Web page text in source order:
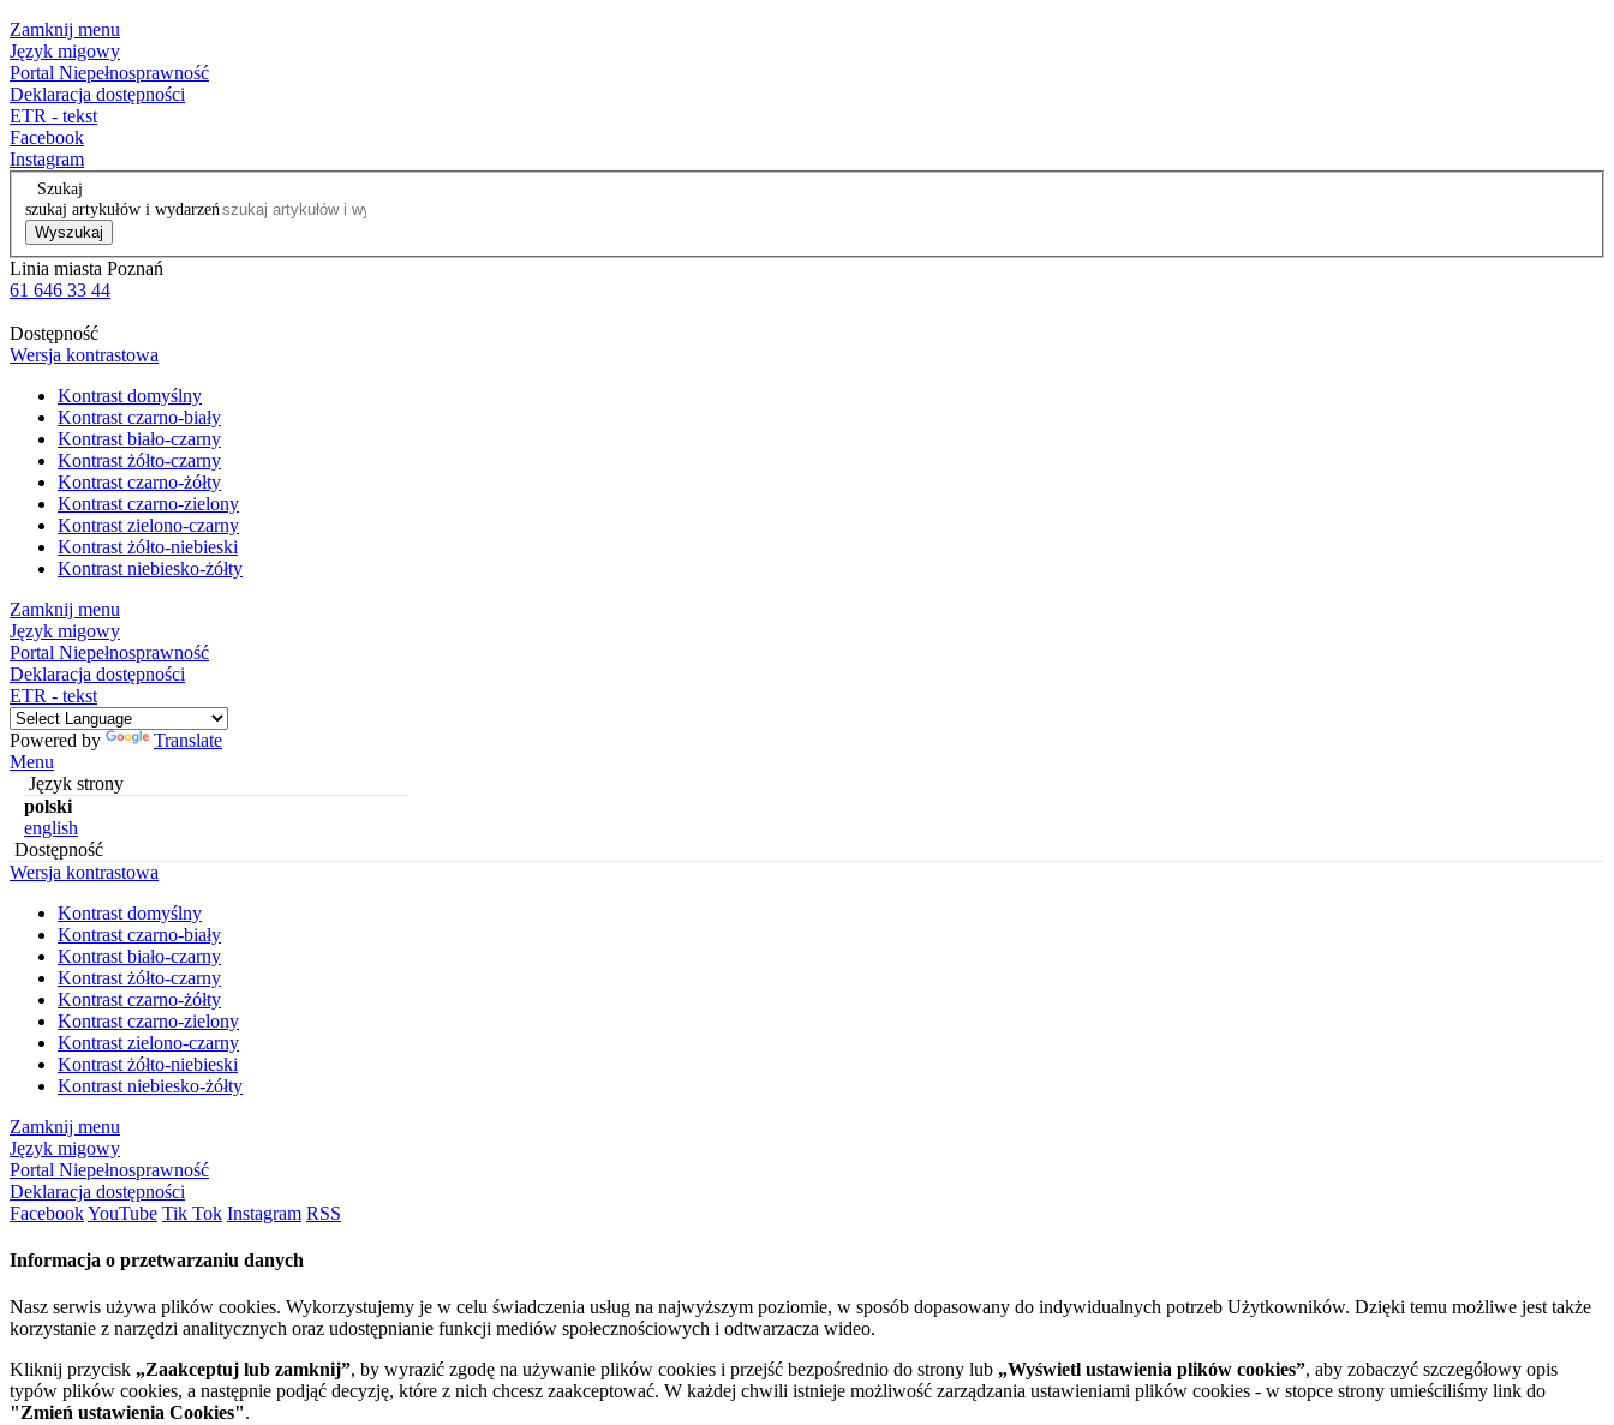
Zamknij menu
Język migowy
Portal Niepełnosprawność
Deklaracja dostępności
ETR - tekst
Facebook
Instagram
Szukaj
szukaj artykułów i wydarzeń
Wyszukaj
Linia miasta Poznań
61 646 33 44
Dostępność
Wersja kontrastowa
Kontrast domyślny
Kontrast czarno-biały
Kontrast biało-czarny
Kontrast żółto-czarny
Kontrast czarno-żółty
Kontrast czarno-zielony
Kontrast zielono-czarny
Kontrast żółto-niebieski
Kontrast niebiesko-żółty
Zamknij menu
Język migowy
Portal Niepełnosprawność
Deklaracja dostępności
ETR - tekst
Powered by
Translate
Menu
Język strony
polski
english
Dostępność
Wersja kontrastowa
Kontrast domyślny
Kontrast czarno-biały
Kontrast biało-czarny
Kontrast żółto-czarny
Kontrast czarno-żółty
Kontrast czarno-zielony
Kontrast zielono-czarny
Kontrast żółto-niebieski
Kontrast niebiesko-żółty
Zamknij menu
Język migowy
Portal Niepełnosprawność
Deklaracja dostępności
FacebookYouTube Tik Tok Instagram RSS
Informacja o przetwarzaniu danych
Nasz serwis używa plików cookies. Wykorzystujemy je w celu świadczenia usług na najwyższym poziomie, w sposób dopasowany do indywidualnych potrzeb Użytkowników. Dzięki temu możliwe jest także
korzystanie z narzędzi analitycznych oraz udostępnianie funkcji mediów społecznościowych i odtwarzacza wideo.
Kliknij przycisk „Zaakceptuj lub zamknij”, by wyrazić zgodę na używanie plików cookies i przejść bezpośrednio do strony lub „Wyświetl ustawienia plików cookies”, aby zobaczyć szczegółowy opis
typów plików cookies, a następnie podjąć decyzję, które z nich chcesz zaakceptować. W każdej chwili istnieje możliwość zarządzania ustawieniami plików cookies - w stopce strony umieściliśmy link do
"Zmień ustawienia Cookies".